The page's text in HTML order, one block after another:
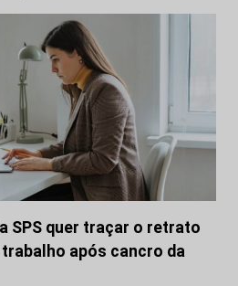
SPS quer traçar o retrato
após cancro da